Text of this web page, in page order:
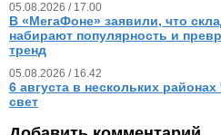
05.08.2026 / 17.00
В «МегаФоне» заявили, что
набирают популярность и
тренд
05.08.2026 / 16.42
6 августа в нескольких
свет